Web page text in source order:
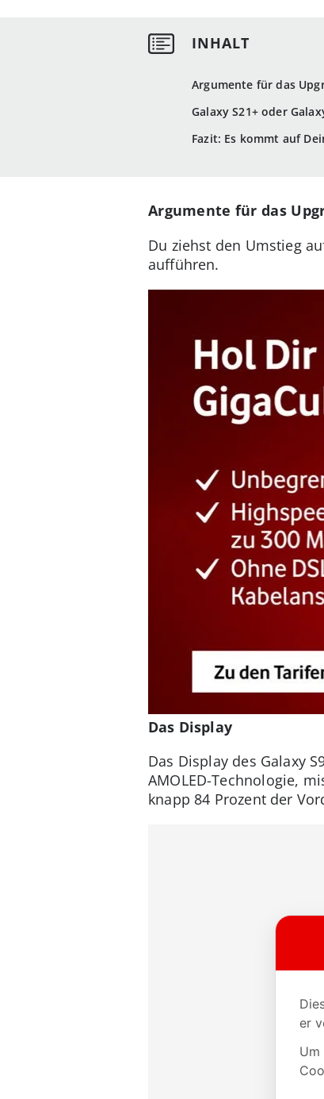
Argumente für das
Galaxy S21+ oder
Fazit: Es kommt auf
Argumente für das
Du ziehst den Umstieg
aufführen.
Das Display
Das Display des Galaxy
AMOLED-Technologie,
knapp 84 Prozent der